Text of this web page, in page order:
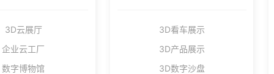
3D云展厅
企业云工厂
数字博物馆
3D看车展示
3D产品展示
3D数字沙盘